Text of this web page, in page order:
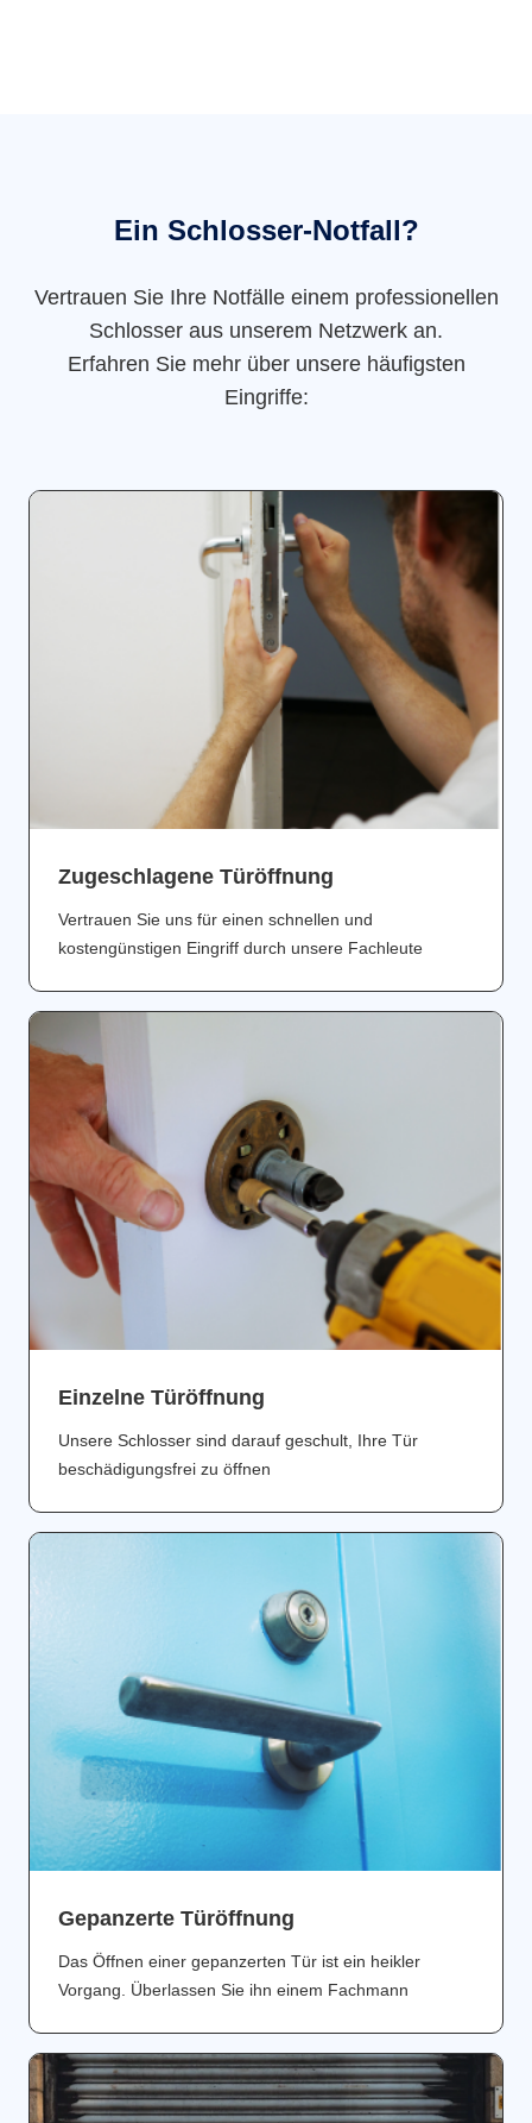
Ein Schlosser-Notfall?
Vertrauen Sie Ihre Notfälle einem professionellen
Schlosser aus unserem Netzwerk an.
Erfahren Sie mehr über unsere häufigsten
Eingriffe:
Zugeschlagene Türöffnung
Vertrauen Sie uns für einen schnellen und
kostengünstigen Eingriff durch unsere Fachleute
Einzelne Türöffnung
Unsere Schlosser sind darauf geschult, Ihre Tür
beschädigungsfrei zu öffnen
Gepanzerte Türöffnung
Das Öffnen einer gepanzerten Tür ist ein heikler
Vorgang. Überlassen Sie ihn einem Fachmann